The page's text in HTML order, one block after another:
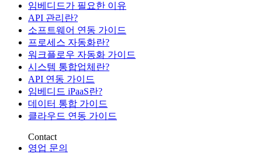
임베디드가 필요한 이유
API 관리란?
소프트웨어 연동 가이드
프로세스 자동화란?
워크플로우 자동화 가이드
시스템 통합업체란?
API 연동 가이드
임베디드 iPaaS란?
데이터 통합 가이드
클라우드 연동 가이드
Contact
영업 문의